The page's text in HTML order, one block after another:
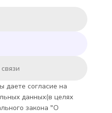
СВХ
даете согласие на
данных(в целях
закона "О